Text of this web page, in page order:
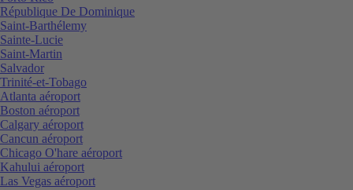
République De Dominique
Saint-Barthélemy
Sainte-Lucie
Saint-Martin
Salvador
Trinité-et-Tobago
Atlanta aéroport
Boston aéroport
Calgary aéroport
Cancun aéroport
Chicago O'hare aéroport
Kahului aéroport
Las Vegas aéroport